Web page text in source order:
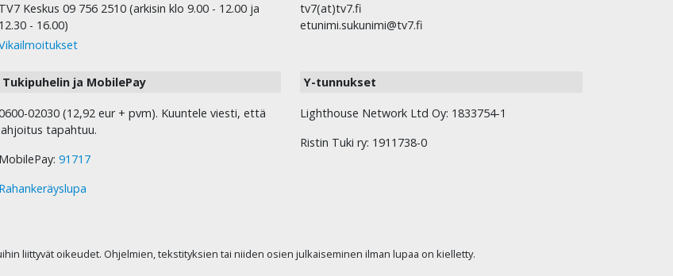
TV7 Keskus 09 756 2510 (arkisin klo 9.00 - 12.00 ja
12.30 - 16.00)
tv7(at)tv7.fi
etunimi.sukunimi@tv7.fi
Tukipuhelin ja MobilePay
02030 (12,92 eur + pvm). Kuuntele viesti, että
tapahtuu.
MobilePay: 91717
Rahankeräyslupa
Y-tunnukset
Lighthouse Network Ltd Oy: 1833754-1
Ristin Tuki ry: 1911738-0
liittyvät oikeudet. Ohjelmien, tekstityksien tai niiden osien julkaiseminen ilman lupaa on kielletty.